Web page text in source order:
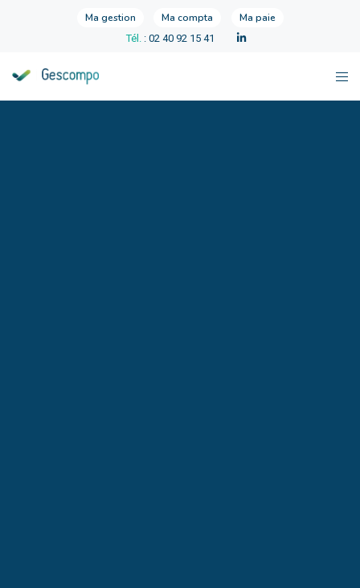
Ma gestion Ma compta Ma paie
Tél. : 02 40 92 15 41